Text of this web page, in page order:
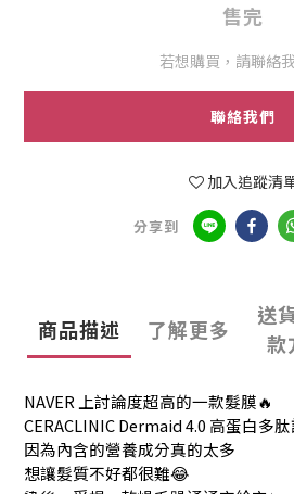
售完
若想購買，請聯絡
聯絡我們
加入追蹤清
分享到
商品描述 了解更多
送
款
NAVER 上討論度超高的一款髮膜🔥
CERACLINIC Dermaid 4.0 高蛋白多
因為內含的營養成分真的太多
想讓髮質不好都很難😂